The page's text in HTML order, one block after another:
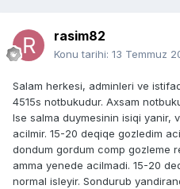
rasim82
Konu tarihi: 13 Temmuz
Salam herkesi, adminleri ve
4515s notbukudur. Axsam
Ise salma duymesinin isiqi yanir,
acilmir. 15-20 deqiqe gozledim
dondum gordum comp gozleme
amma yenede acilmadi. 15-20
normal isleyir. Sondurub